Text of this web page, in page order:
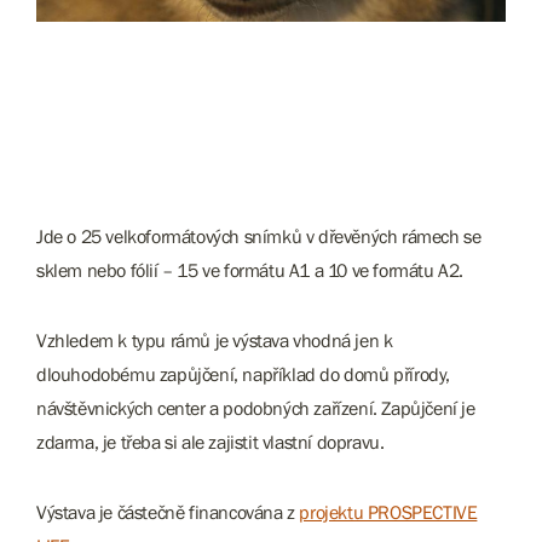
Jde o 25 velkoformátových snímků v dřevěných rámech se
sklem nebo fólií – 15 ve formátu A1 a 10 ve formátu A2.
Vzhledem k typu rámů je výstava vhodná jen k
dlouhodobému zapůjčení, například do domů přírody,
návštěvnických center a podobných zařízení. Zapůjčení je
zdarma, je třeba si ale zajistit vlastní dopravu.
Výstava je částečně financována z projektu PROSPECTIVE